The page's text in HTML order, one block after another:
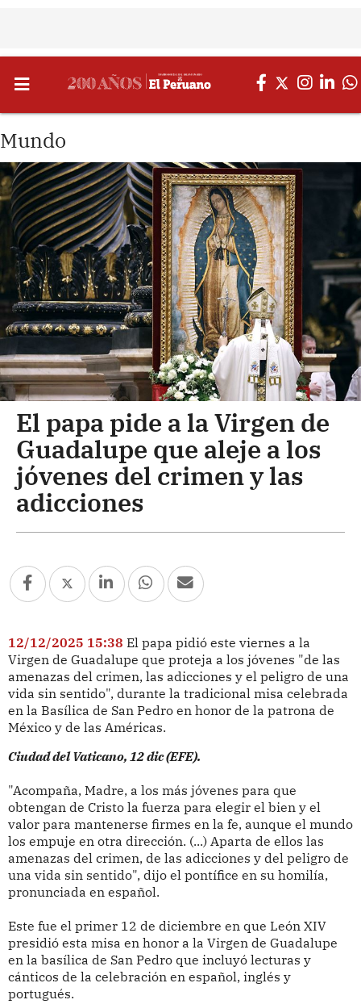
Mundo
El papa pide a la Virgen de
Guadalupe que aleje a los
jóvenes del crimen y las
adicciones
12/12/2025 15:38 El papa pidió este viernes a la
Virgen de Guadalupe que proteja a los jóvenes "de las
amenazas del crimen, las adicciones y el peligro de una
vida sin sentido", durante la tradicional misa celebrada
en la Basílica de San Pedro en honor de la patrona de
México y de las Américas.
Ciudad del Vaticano, 12 dic (EFE).
"Acompaña, Madre, a los más jóvenes para que
obtengan de Cristo la fuerza para elegir el bien y el
valor para mantenerse firmes en la fe, aunque el mundo
los empuje en otra dirección. (...) Aparta de ellos las
amenazas del crimen, de las adicciones y del peligro de
una vida sin sentido", dijo el pontífice en su homilía,
pronunciada en español.
Este fue el primer 12 de diciembre en que León XIV
presidió esta misa en honor a la Virgen de Guadalupe
en la basílica de San Pedro que incluyó lecturas y
cánticos de la celebración en español, inglés y
portugués.